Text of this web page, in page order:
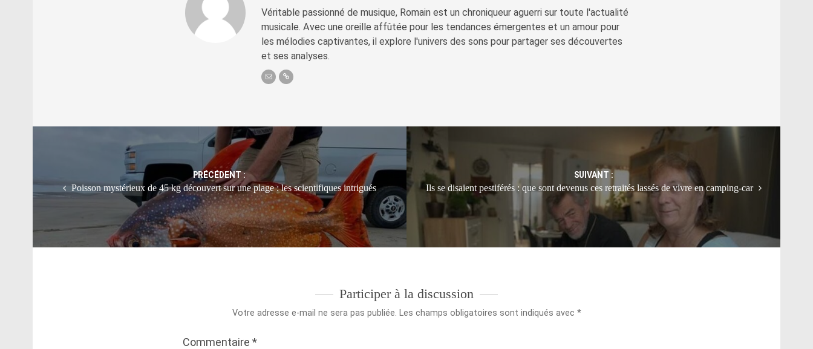
Véritable passionné de musique, Romain est un chroniqueur aguerri sur toute l'actualité
musicale. Avec une oreille affûtée pour les tendances émergentes et un amour pour
les mélodies captivantes, il explore l'univers des sons pour partager ses découvertes
et ses analyses.
PRÉCÉDENT :
Poisson mystérieux de 45 kg découvert sur une plage : les scientifiques intrigués
SUIVANT :
Ils se disaient pestiférés : que sont devenus ces retraités lassés de vivre en camping-car
Participer à la discussion
Votre adresse e-mail ne sera pas publiée. Les champs obligatoires sont indiqués avec *
Commentaire *